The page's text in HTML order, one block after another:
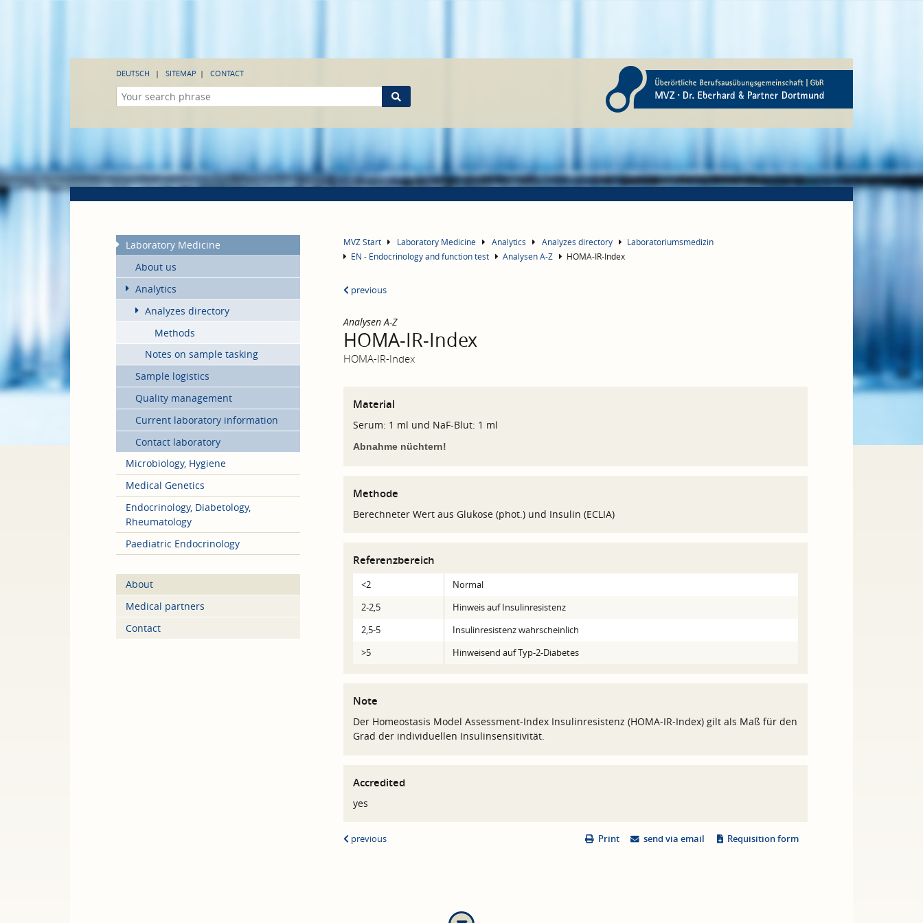
DEUTSCH SITEMAP CONTACT
Laboratory Medicine
About us
Analytics
Analyzes directory
Methods
Notes on sample tasking
Sample logistics
Quality management
Current laboratory information
Contact laboratory
Microbiology, Hygiene
Medical Genetics
Endocrinology, Diabetology,
Rheumatology
Paediatric Endocrinology
About
Medical partners
Contact
MVZ Start Laboratory Medicine Analytics Analyzes directory
Laboratoriumsmedizin
EN - Endocrinology and function test
Analysen A-Z HOMA-IR-Index
previous
Analysen A-Z
HOMA-IR-Index
HOMA-IR-Index
Material
Serum: 1 ml und NaF-Blut: 1 ml
Abnahme nüchtern!
Methode
Berechneter Wert aus Glukose (phot.) und Insulin (ECLIA)
Referenzbereich
<2
Normal
2-2,5
Hinweis auf Insulinresistenz
2,5-5
Insulinresistenz wahrscheinlich
>5
Hinweisend auf Typ-2-Diabetes
Note
Der Homeostasis Model Assessment-Index Insulinresistenz (HOMA-IR-Index) gilt als Maß für den
Grad der individuellen Insulinsensitivität.
Accredited
yes
Print send via email Requisition form
previous